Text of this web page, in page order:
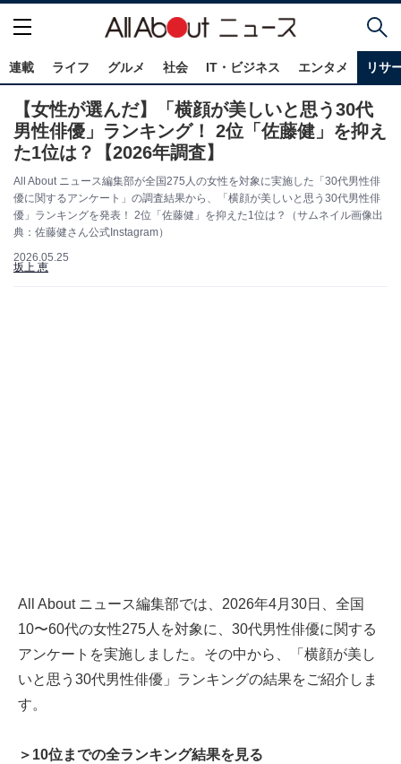
連載 ライフ グルメ 社会 IT・ビジネス エンタメ リサ
【女性が選んだ】「横顔が美しいと思う30代
男性俳優」ランキング！ 2位「佐藤健」を抑え
た1位は？【2026年調査】
All About ニュース編集部が全国275人の女性を対象に実施した「30代男性俳
優に関するアンケート」の調査結果から、「横顔が美しいと思う30代男性俳
優」ランキングを発表！ 2位「佐藤健」を抑えた1位は？（サムネイル画像出
典：佐藤健さん公式Instagram）
2026.05.25
坂上 恵
All About ニュース編集部では、2026年4月30日、全国
10〜60代の女性275人を対象に、30代男性俳優に関する
アンケートを実施しました。その中から、「横顔が美し
いと思う30代男性俳優」ランキングの結果をご紹介しま
す。
＞10位までの全ランキング結果を見る